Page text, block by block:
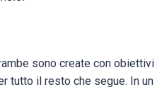
sono create con obiettivi
tutto il resto che segue. In un